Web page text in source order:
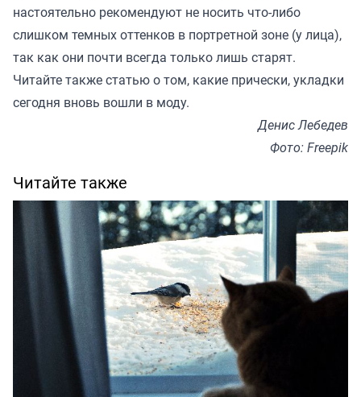
настоятельно рекомендуют не носить что-либо
слишком темных оттенков в портретной зоне (у лица),
так как они почти всегда только лишь старят.
Читайте такжестатьюо том, какие прически, укладки
сегодня вновь вошли в моду.
Денис Лебедев
Фото: Freepik
Читайте также